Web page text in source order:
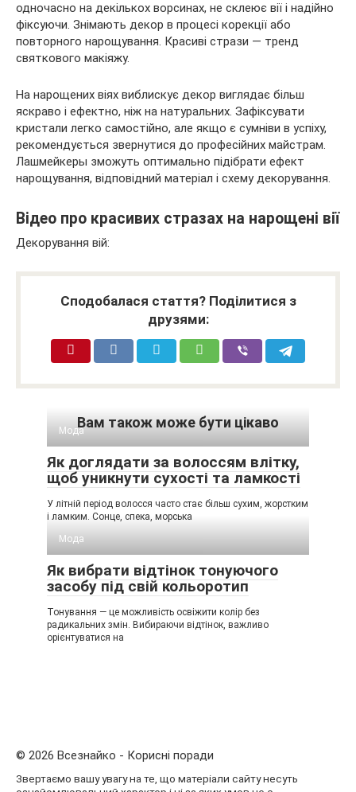
одночасно на декількох ворсинах, не склеює вії і надійно
фіксуючи. Знімають декор в процесі корекції або
повторного нарощування. Красиві стрази — тренд
святкового макіяжу.
На нарощених віях виблискує декор виглядає більш
яскраво і ефектно, ніж на натуральних. Зафіксувати
кристали легко самостійно, але якщо є сумніви в успіху,
рекомендується звернутися до професійних майстрам.
Лашмейкеры зможуть оптимально підібрати ефект
нарощування, відповідний матеріал і схему декорування.
Відео про красивих стразах на нарощені вії
Декорування вій:
Сподобалася стаття? Поділитися з
друзями:
Вам також може бути цікаво
Мода
Як доглядати за волоссям влітку,
щоб уникнути сухості та ламкості
У літній період волосся часто стає більш сухим, жорстким
і ламким. Сонце, спека, морська
Мода
Як вибрати відтінок тонуючого
засобу під свій кольоротип
Тонування — це можливість освіжити колір без
радикальних змін. Вибираючи відтінок, важливо
орієнтуватися на
© 2026 Всезнайко - Корисні поради
Звертаємо вашу увагу на те, що матеріали сайту несуть